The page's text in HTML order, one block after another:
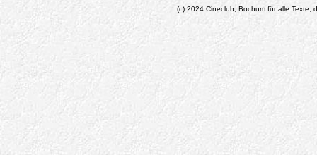
(c) 2024 Cineclub, Bochum für alle Texte,